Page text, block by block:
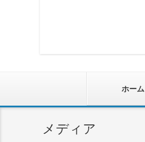
ホーム
メディア